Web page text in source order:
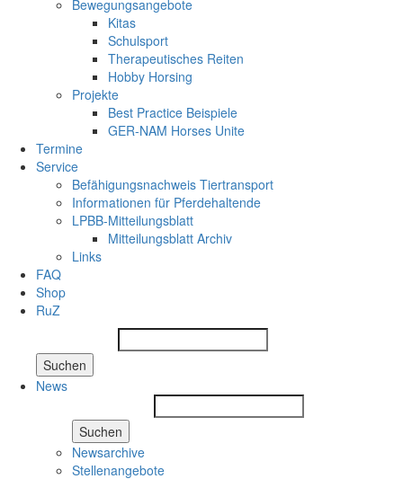
Bewegungsangebote
Kitas
Schulsport
Therapeutisches Reiten
Hobby Horsing
Projekte
Best Practice Beispiele
GER-NAM Horses Unite
Termine
Service
Befähigungsnachweis Tiertransport
Informationen für Pferdehaltende
LPBB-Mitteilungsblatt
Mitteilungsblatt Archiv
Links
FAQ
Shop
RuZ
Suchen
News
Suchen
Newsarchive
Stellenangebote